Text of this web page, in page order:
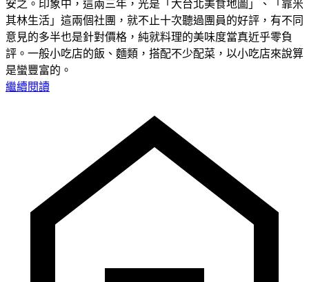
安之。印象中，這兩三年，光是「大台北美食地圖」、「靠米
其林生活」這兩個社團，就不止十次聽過團員的好評，有不同
意見的多半也是針對價格，純就料理的美味度當真近乎零負
評。一般小吃店的飯、麵類，搭配不少配菜，以小吃店來說算
是蠻豐富的。
繼續閱讀